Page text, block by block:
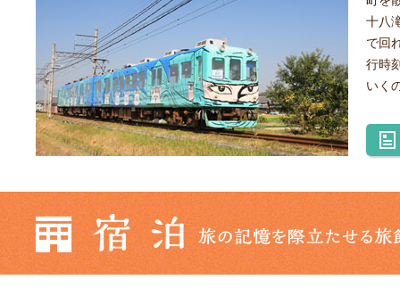
十八
で回
行時
いく